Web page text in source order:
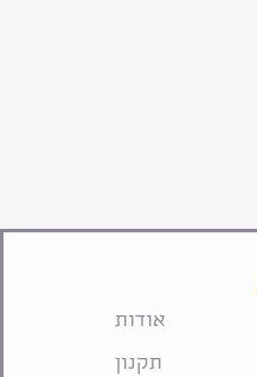
אודות
תקנון